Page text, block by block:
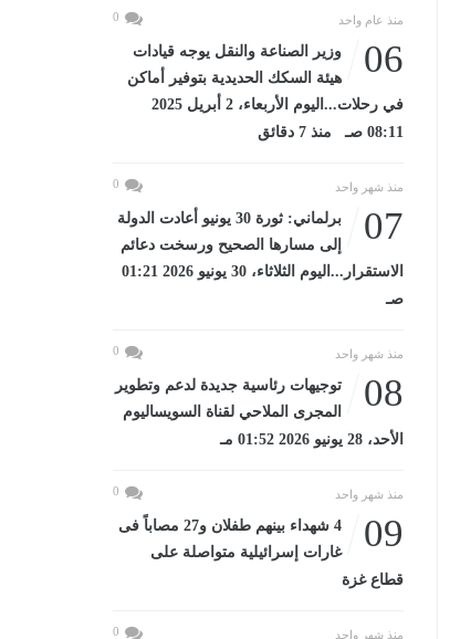
منذ عام واحد 0
06
وزير الصناعة والنقل يوجه قيادات
هيئة السكك الحديدية بتوفير أماكن
في رحلات...اليوم الأربعاء، 2 أبريل 2025
08:11 صـ منذ 7 دقائق
منذ شهر واحد 0
07
برلماني: ثورة 30 يونيو أعادت الدولة
إلى مسارها الصحيح ورسخت دعائم
الاستقرار...اليوم الثلاثاء، 30 يونيو 2026 01:21
صـ
منذ شهر واحد 0
08
توجيهات رئاسية جديدة لدعم وتطوير
المجرى الملاحي لقناة السويساليوم
الأحد، 28 يونيو 2026 01:52 مـ
منذ شهر واحد 0
09
4 شهداء بينهم طفلان و27 مصاباً فى
غارات إسرائيلية متواصلة على
قطاع غزة
منذ شهر واحد 0